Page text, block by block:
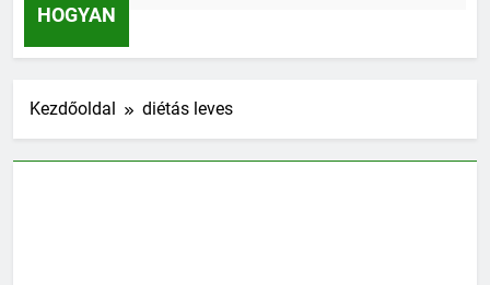
HOGYAN
Kezdőoldal diétás leves